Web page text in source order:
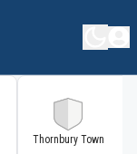
Thornbury Town